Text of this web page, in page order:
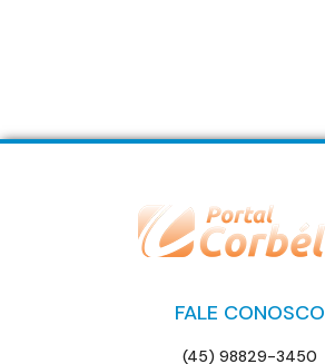
FALE CONOSCO
(45) 98829-3450